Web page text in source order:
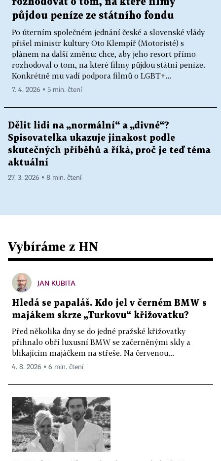
půjdou peníze ze státního fondu
Po úterním společném jednání české a slovenské vlády
přišel ministr kultury Oto Klempíř (Motoristé) s
plánem na další změnu: chce, aby jeho resort přímo
rozhodoval o tom, na které filmy půjdou státní peníze.
Konkrétně mu vadí podpora filmů o LGBT+...
7. 4. 2026 ▪ 5 min. čtení
Dělit lidi na „normální“ a „divné“?
Spisovatelka ukazuje jinakost podle
skutečných příběhů a říká, proč je teď téma
aktuální
27. 3. 2026 ▪ 8 min. čtení
Vybíráme z HN
JAN KUBITA
Hledá se papaláš. Kdo jel v černém BMW s
majákem skrze „Turkovu“ křižovatku?
Před několika dny se do jedné pražské křižovatky
přihnalo obří luxusní BMW se začerněnými skly a
blikajícím majáčkem na střeše. Na červenou...
4. 8. 2026 ▪ 6 min. čtení